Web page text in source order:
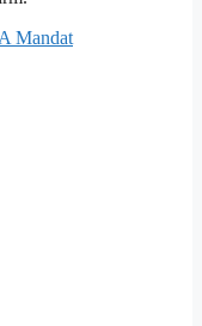
Mandat